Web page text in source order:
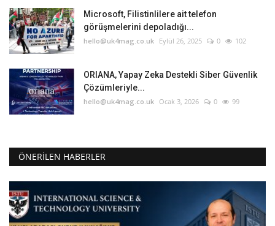
Microsoft, Filistinlilere ait telefon
görüşmelerini depoladığı...
hello@uk4mag.co.uk Eylül 26, 2025 0 102
ORIANA, Yapay Zeka Destekli Siber Güvenlik
Çözümleriyle...
hello@uk4mag.co.uk Ocak 3, 2026 0 99
ÖNERILEN HABERLER